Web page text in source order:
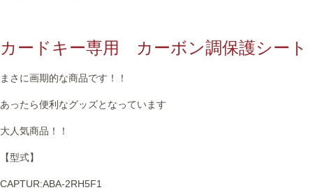
カードキー専用 カーボン調保護シート
まさに画期的な商品です！！
あったら便利なグッズとなっています
大人気商品！！
【型式】
CAPTUR:ABA-2RH5F1